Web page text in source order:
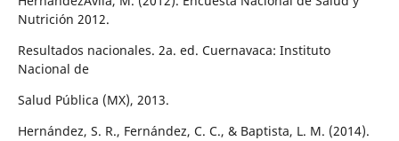
Nutrición 2012.
Resultados nacionales. 2a. ed. Cuernavaca: Instituto
Nacional de
Salud Pública (MX), 2013.
Hernández, S. R., Fernández, C. C., & Baptista, L. M. (2014).